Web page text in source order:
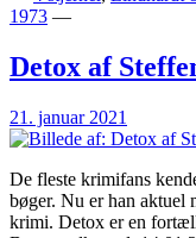
1973 —
Detox af
21. januar 2021
De fleste krimifans
bøger. Nu er han aktuel
krimi. Detox er en